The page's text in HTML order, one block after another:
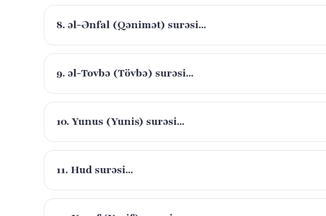
8. əl-Ənfal (Qənimət) surəsi...
9. əl-Tovbə (Tövbə) surəsi...
10. Yunus (Yunis) surəsi...
11. Hud surəsi...